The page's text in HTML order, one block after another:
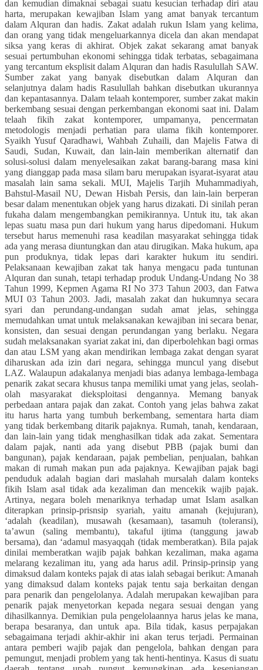
dan kemudian dimaknai sebagai suatu kesucian terhadap diri atau
harta, merupakan kewajiban Islam yang amat banyak tercantum
dalam Alquran dan hadis. Zakat adalah rukun Islam yang kelima,
dan orang yang tidak mengeluarkannya dicela dan akan mendapat
siksa yang keras di akhirat. Objek zakat sekarang amat banyak
sesuai pertumbuhan ekonomi sehingga tidak terbatas, sebagaimana
yang tercantum eksplisit dalam Alquran dan hadis Rasulullah SAW.
Sumber zakat yang banyak disebutkan dalam Alquran dan
selanjutnya dalam hadis Rasulullah bahkan disebutkan ukurannya
dan kepantasannya. Dalam telaah kontemporer, sumber zakat makin
berkembang sesuai dengan perkembangan ekonomi saat ini. Dalam
telaah fikih zakat kontemporer, umpamanya, pencermatan
metodologis menjadi perhatian para ulama fikih kontemporer.
Syaikh Yusuf Qaradhawi, Wahbah Zuhaili, dan Majelis Fatwa di
Saudi, Sudan, Kuwait, dan lain-lain memberikan alternatif dan
solusi-solusi dalam menyelesaikan zakat barang-barang masa kini
yang dianggap pada masa silam baru merupakan isyarat-isyarat atau
masalah lain sama sekali. MUI, Majelis Tarjih Muhammadiyah,
Bahstul-Masail NU, Dewan Hisbah Persis, dan lain-lain berperan
besar dalam menentukan objek yang harus dizakati. Di sinilah peran
fukaha dalam mengembangkan pemikirannya. Untuk itu, tak akan
lepas suatu masa pun dari hukum yang harus dipedomani. Hukum
tersebut harus memenuhi rasa keadilan masyarakat sehingga tidak
ada yang merasa diuntungkan dan atau dirugikan. Maka hukum, apa
pun produknya, tidak lepas dari karakter hukum itu sendiri.
Pelaksanaan kewajiban zakat tak hanya mengacu pada tuntunan
Alquran dan sunah, tetapi terhadap produk Undang-Undang No 38
Tahun 1999, Kepmen Agama RI No 373 Tahun 2003, dan Fatwa
MUI 03 Tahun 2003. Jadi, masalah zakat dan hukumnya secara
syari dan perundang-undangan sudah amat jelas, sehingga
memudahkan umat untuk melaksanakan kewajiban ini secara benar,
konsisten, dan sesuai dengan perundangan yang berlaku. Negara
sudah melaksanakan syariat zakat ini, dan diperbolehkan bagi ormas
dan atau LSM yang akan mendirikan lembaga zakat dengan syarat
diharuskan ada izin dari negara, sehingga muncul yang disebut
LAZ. Walaupun adakalanya menjadi bias adanya lembaga-lembaga
penarik zakat secara khusus tanpa memiliki umat yang jelas, seolah-
olah masyarakat dieksploitasi dengannya. Memang banyak
perbedaan antara pajak dan zakat. Contoh yang jelas bahwa zakat
itu harus harta yang tumbuh berkembang, sementara harta diam
yang tidak berkembang ditarik pajaknya. Rumah, tanah, kendaraan,
dan lain-lain yang tidak menghasilkan tidak ada zakat. Sementara
dalam pajak, nanti ada yang disebut PBB (pajak bumi dan
bangunan), pajak kendaraan, pajak pembelian, penjualan, bahkan
makan di rumah makan pun ada pajaknya. Kewajiban pajak bagi
penduduk adalah bagian dari maslahah mursalah dalam konteks
fikih Islam asal tidak ada kezaliman dan mencekik wajib pajak.
Artinya, negara boleh menariknya terhadap umat Islam asalkan
diterapkan prinsip-prisnsip syariah, yaitu amanah (kejujuran),
‘adalah (keadilan), musawah (kesamaan), tasamuh (toleransi),
ta’awun (saling membantu), takaful ijtima (tanggung jawab
bersama), dan ‘adamul masyaqqah (tidak memberatkan). Bila pajak
dinilai memberatkan wajib pajak bahkan kezaliman, maka agama
melarang kezaliman itu, yang ada harus adil. Prinsip-prinsip yang
dimaksud dalam konteks pajak di atas ialah sebagai berikut: Amanah
yang dimaksud dalam konteks pajak tentu saja berkaitan dengan
para penarik dan pengelolanya. Adalah merupakan kewajiban para
penarik pajak menyetorkan kepada negara sesuai dengan yang
dihasilkannya. Demikian pula pengelolaannya harus jelas ke mana,
berapa besaranya, dan untuk apa. Bila tidak, kasus perpajakan
sebagaimana terjadi akhir-akhir ini akan terus terjadi. Permainan
antara pemberi wajib pajak dan pengelola, bahkan dengan para
pemungut, menjadi problem yang tak henti-hentinya. Kasus di suatu